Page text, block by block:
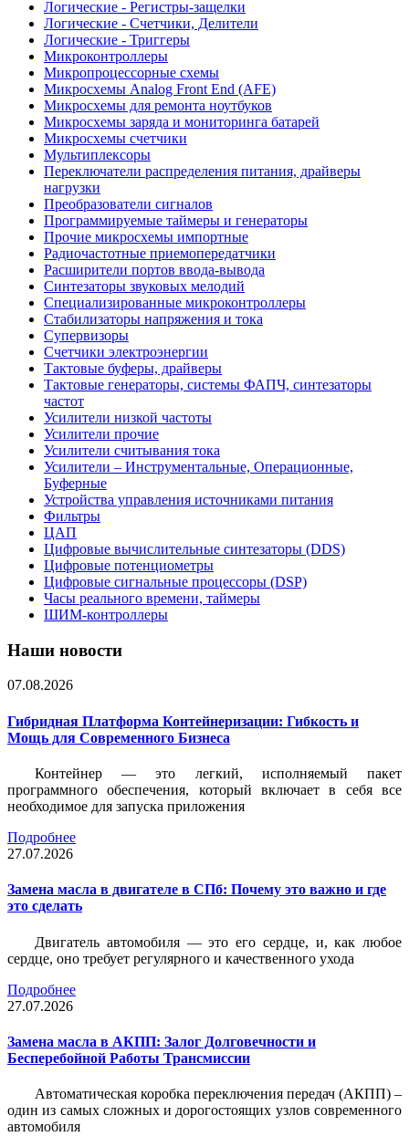
Логические - Регистры-защелки
Логические - Счетчики, Делители
Логические - Триггеры
Микроконтроллеры
Микропроцессорные схемы
Микросхемы Analog Front End (AFE)
Микросхемы для ремонта ноутбуков
Микросхемы заряда и мониторинга батарей
Микросхемы счетчики
Мультиплексоры
Переключатели распределения питания, драйверы
нагрузки
Преобразователи сигналов
Программируемые таймеры и генераторы
Прочие микросхемы импортные
Радиочастотные приемопередатчики
Расширители портов ввода-вывода
Синтезаторы звуковых мелодий
Специализированные микроконтроллеры
Стабилизаторы напряжения и тока
Супервизоры
Счетчики электроэнергии
Тактовые буферы, драйверы
Тактовые генераторы, системы ФАПЧ, синтезаторы
частот
Усилители низкой частоты
Усилители прочие
Усилители считывания тока
Усилители – Инструментальные, Операционные,
Буферные
Устройства управления источниками питания
Фильтры
ЦАП
Цифровые вычислительные синтезаторы (DDS)
Цифровые потенциометры
Цифровые сигнальные процессоры (DSP)
Часы реального времени, таймеры
ШИМ-контроллеры
Наши новости
07.08.2026
Гибридная Платформа Контейнеризации: Гибкость и
Мощь для Современного Бизнеса
Контейнер — это легкий, исполняемый пакет
программного обеспечения, который включает в себя все
необходимое для запуска приложения
Подробнее
27.07.2026
Замена масла в двигателе в СПб: Почему это важно и где
это сделать
Двигатель автомобиля — это его сердце, и, как любое
сердце, оно требует регулярного и качественного ухода
Подробнее
27.07.2026
Замена масла в АКПП: Залог Долговечности и
Бесперебойной Работы Трансмиссии
Автоматическая коробка переключения передач (АКПП) –
один из самых сложных и дорогостоящих узлов современного
автомобиля